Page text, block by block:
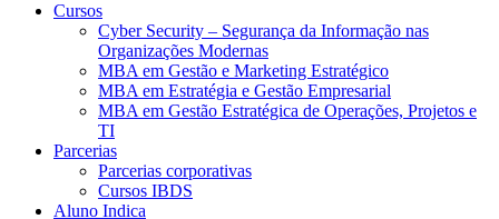
Cursos
Cyber Security – Segurança da Informação nas
Organizações Modernas
MBA em Gestão e Marketing Estratégico
MBA em Estratégia e Gestão Empresarial
MBA em Gestão Estratégica de Operações, Projetos e
TI
Parcerias
Parcerias corporativas
Cursos IBDS
Aluno Indica